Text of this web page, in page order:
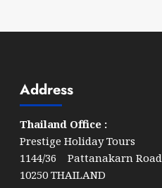
Address
Thailand Office :
Prestige Holiday Tours
1144/36 Pattanakarn
10250 THAILAND